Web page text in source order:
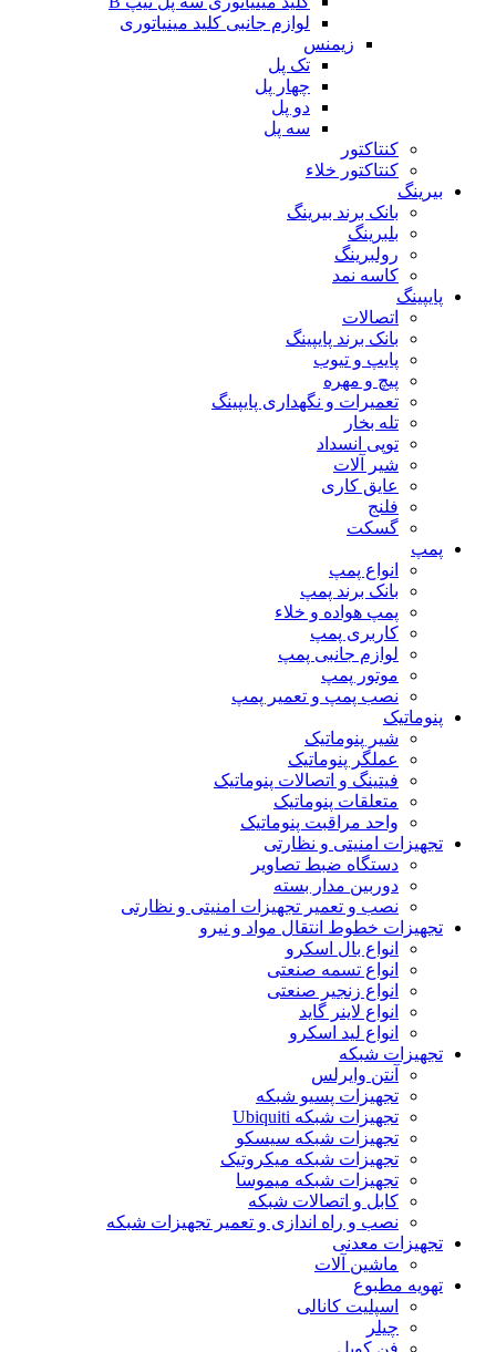
لوازم جانبی کلید مینیاتوری
زیمنس
تک پل
چهار پل
دو پل
سه پل
کنتاکتور
کنتاکتور خلاء
بیرینگ
بانک برند بیرینگ
بلبرینگ
رولبرینگ
کاسه نمد
پایپینگ
اتصالات
بانک برند پایپینگ
پایپ و تیوب
پیچ و مهره
تعمیرات و نگهداری پایپینگ
تله بخار
توپی انسداد
شیر آلات
عایق کاری
فلنج
گسکت
پمپ
انواع پمپ
بانک برند پمپ
پمپ هواده و خلاء
کاربری پمپ
لوازم جانبی پمپ
موتور پمپ
نصب پمپ و تعمیر پمپ
پنوماتیک
شیر پنوماتیک
عملگر پنوماتیک
فیتینگ و اتصالات پنوماتیک
متعلقات پنوماتیک
واحد مراقبت پنوماتیک
تجهیزات امنیتی و نظارتی
دستگاه ضبط تصاویر
دوربین مدار بسته
نصب و تعمیر تجهیزات امنیتی و نظارتی
تجهیزات خطوط انتقال مواد و نیرو
انواع بال اسکرو
انواع تسمه صنعتی
انواع زنجیر صنعتی
انواع لاینر گاید
انواع لید اسکرو
تجهیزات شبکه
آنتن وایرلس
تجهیزات پسیو شبکه
تجهیزات شبکه Ubiquiti
تجهیزات شبکه سیسکو
تجهیزات شبکه میکروتیک
تجهیزات شبکه میموسا
کابل و اتصالات شبکه
نصب و راه اندازی و تعمیر تجهیزات شبکه
تجهیزات معدنی
ماشین آلات
تهویه مطبوع
اسپلیت کانالی
چیلر